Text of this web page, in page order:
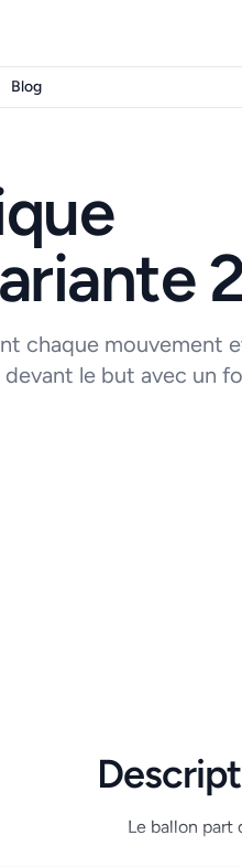
Blog
chaque mouvement
le but avec un
Le ballon part